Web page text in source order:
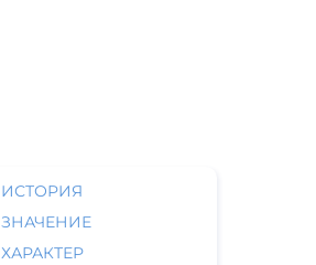
ИСТОРИЯ
ЗНАЧЕНИЕ
ХАРАКТЕР